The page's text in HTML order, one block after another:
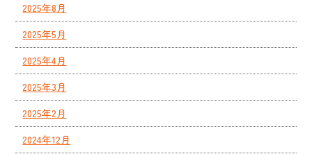
2025年8月
2025年5月
2025年4月
2025年3月
2025年2月
2024年12月